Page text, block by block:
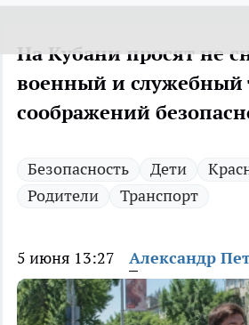
На Кубани просят не
военный и служебный
соображений
Безопасность Дети
Родители
Транспорт
5 июня 13:27 Александр